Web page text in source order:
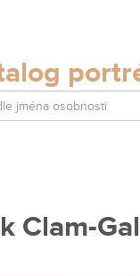
Clam-